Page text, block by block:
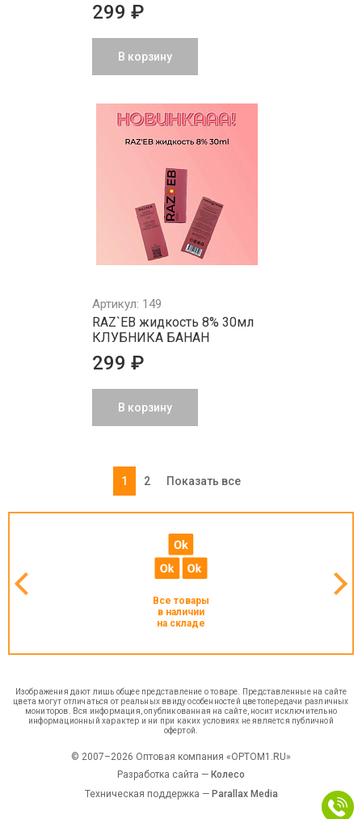
299 ₽
В корзину
Артикул: 149
RAZ`EB жидкость 8% 30мл
КЛУБНИКА БАНАН
299 ₽
В корзину
1 2 Показать все
Все товары
в наличии
на складе
Изображения дают лишь общее представление о товаре. Представленные на сайте
цвета могут отличаться от реальных ввиду особенностей цветопередачи различных
мониторов. Вся информация, опубликованная на сайте, носит исключительно
информационный характер и ни при каких условиях не является публичной
офертой.
© 2007–2026 Оптовая компания «OPTOM1.RU»
Разработка сайта — Колесо
Техническая поддержка — Parallax Media